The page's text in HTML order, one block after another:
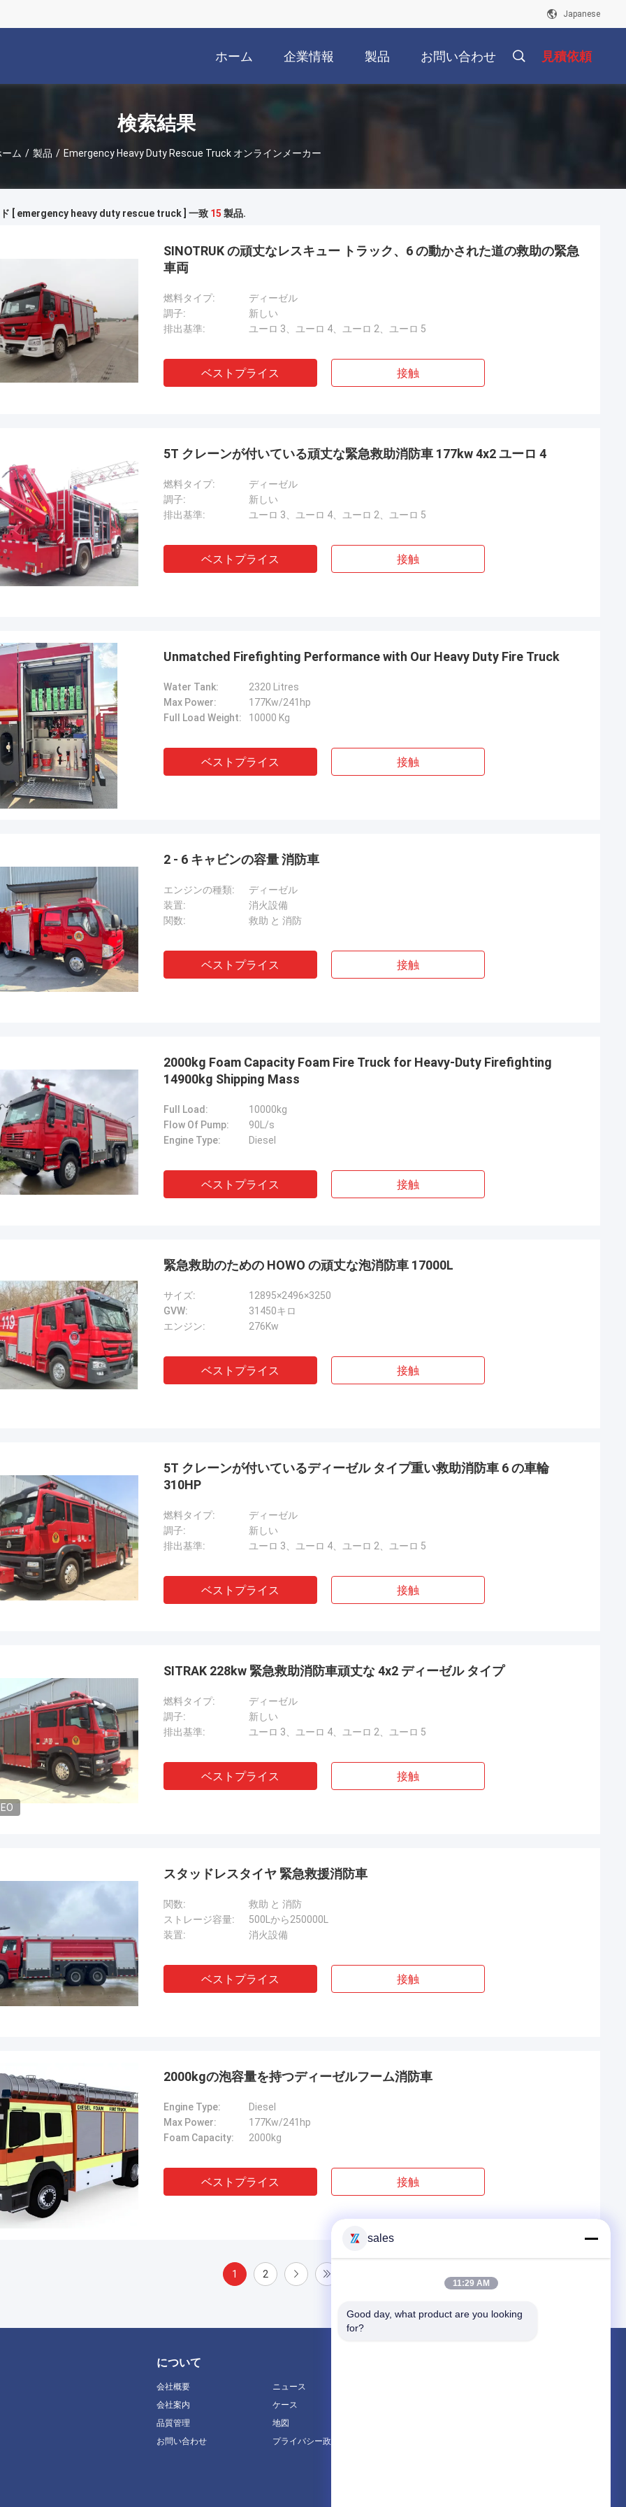
Japanese
ホーム 企業情報 製品 お問い合わせ 見積依頼
検索結果
ム / 製品 / Emergency Heavy Duty Rescue Truck オンラインメーカー
[ emergency heavy duty rescue truck ] 一致 15 製品.
SINOTRUK の頑丈なレスキュー トラック、6 の動かされた道の救助の緊急
車両
燃料タイプ:
ディーゼル
調子:
新しい
排出基準:
ユーロ 3、ユーロ 4、ユーロ 2、ユーロ 5
ベストプライス 接触
5T クレーンが付いている頑丈な緊急救助消防車 177kw 4x2 ユーロ 4
燃料タイプ:
ディーゼル
調子:
新しい
排出基準:
ユーロ 3、ユーロ 4、ユーロ 2、ユーロ 5
ベストプライス 接触
Unmatched Firefighting Performance with Our Heavy Duty Fire Truck
Water Tank:
2320 Litres
Max Power:
177Kw/241hp
Full Load Weight:
10000 Kg
ベストプライス 接触
2 - 6 キャビンの容量 消防車
エンジンの種類:
ディーゼル
装置:
消火設備
関数:
救助 と 消防
ベストプライス 接触
2000kg Foam Capacity Foam Fire Truck for Heavy-Duty Firefighting
14900kg Shipping Mass
Full Load:
10000kg
Flow Of Pump:
90L/s
Engine Type:
Diesel
ベストプライス 接触
緊急救助のための HOWO の頑丈な泡消防車 17000L
サイズ:
12895×2496×3250
GVW:
31450キロ
エンジン:
276Kw
ベストプライス 接触
5T クレーンが付いているディーゼル タイプ重い救助消防車 6 の車輪
310HP
燃料タイプ:
ディーゼル
調子:
新しい
排出基準:
ユーロ 3、ユーロ 4、ユーロ 2、ユーロ 5
ベストプライス 接触
SITRAK 228kw 緊急救助消防車頑丈な 4x2 ディーゼル タイプ
燃料タイプ:
ディーゼル
調子:
新しい
排出基準:
ユーロ 3、ユーロ 4、ユーロ 2、ユーロ 5
ベストプライス 接触
スタッドレスタイヤ 緊急救援消防車
関数:
救助 と 消防
ストレージ容量:
500Lから250000L
装置:
消火設備
ベストプライス 接触
2000kgの泡容量を持つディーゼルフーム消防車
Engine Type:
Diesel
Max Power:
177Kw/241hp
Foam Capacity:
2000kg
ベストプライス 接触
1 2
について
会社概要
会社案内
品質管理
お問い合わせ
ニュース
ケース
地図
プライバシー政策
sales
11:29 AM
Good day, what product are you looking
for?